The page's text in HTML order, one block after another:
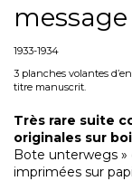
1933-1934
3 planches volantes
titre manuscrit.
Très rare suite
originales sur
Bote unterwegs »
imprimées sur